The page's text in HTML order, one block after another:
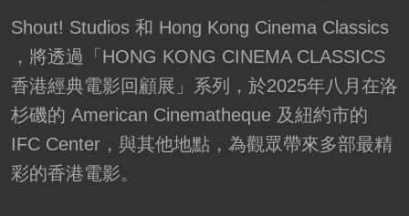
Shout! Studios 和 Hong Kong Cinema Classics
，將透過「HONG KONG CINEMA CLASSICS
香港經典電影回顧展」系列，於2025年八月在洛
杉磯的 American Cinematheque 及紐約市的
IFC Center，與其他地點，為觀眾帶來多部最精
彩的香港電影。